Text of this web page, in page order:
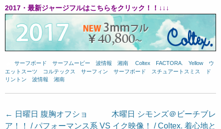
2017・最新ジャージフルはこちらをクリック！！↓↓↓
サーフボード サーフムービー 波情報 湘南 Coltex FACTORA. Yellow
ウ
エットスーツ
コルテックス サーフィン サーフボード スチュアートスミス
ド
リントン
波情報 湘南
投
← 日曜日 腹胸オフショ
ア！！ / パフォーマンス系 VS
木曜日 シモンズ＠ビーチブレ
イク映像！ / Coltex. 着心地と